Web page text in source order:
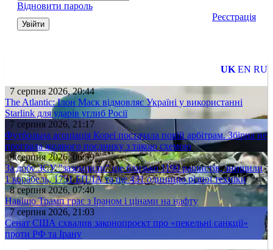
Відновити пароль
Увійти
Реєстрація
UK EN RU
7 серпня 2026, 20:44
The Atlantic: Ілон Маск відмовляє Україні у використанні
Starlink для ударів углиб Росії
7 серпня 2026, 21:17
Футбольна асоціація Кореї постачала повій арбітрам. Збірна не
програла жодного поєдинку з такою схемою
8 серпня 2026, 06:59
За добу ЗСУ "заземлили" ще близько 1190 рашистів, знищили
1 корабель, 1751 БПЛА та ще 431 одиницю різної техніки
8 серпня 2026, 07:40
Навіщо Трамп грає з Іраном і цінами на нафту
7 серпня 2026, 21:03
Сенат США схвалив законопроєкт про «пекельні санкції»
проти РФ та Ірану